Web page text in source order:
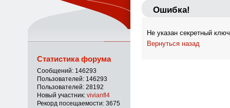
Ошибка!
Не указан секретный ключ.
Вернуться назад
Статистика форума
Сообщений: 146293
Пользователей: 146293
Пользователей: 28192
Новый участник: vivianfl4
Рекорд посещаемости: 3675